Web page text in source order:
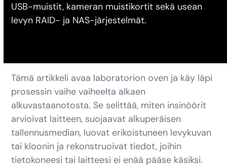
USB-muistit, kameran muistikortit sekä usean
levyn RAID- ja NAS-järjestelmät.
Tämä artikkeli avaa laboratorion oven ja käy läpi
prosessin vaihe vaiheelta alkaen
alkuvastaanotosta. Se selittää, miten insinöörit
arvioivat laitteen, suojaavat alkuperäisen
tallennusmedian, luovat erikoistuneen levykuvan
tai kloonin ja rekonstruoivat tiedot, joihin
tietokoneesi tai laitteesi ei enää pääse käsiksi.